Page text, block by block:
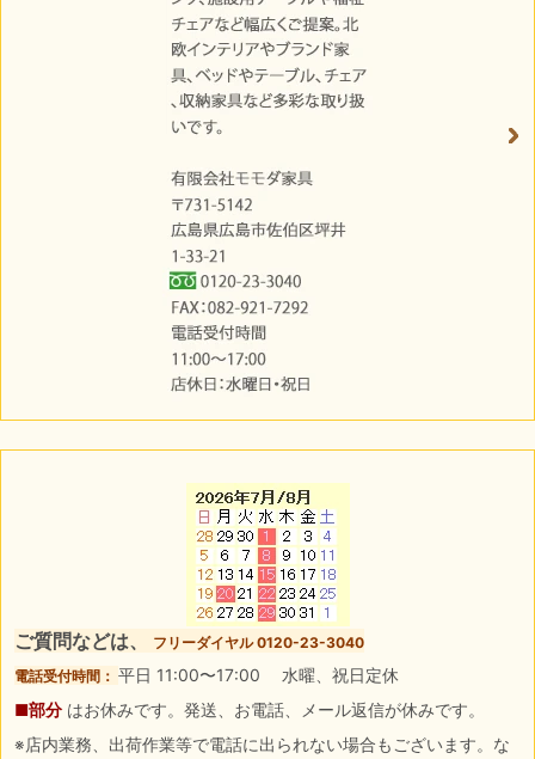
ご質問などは、
フリーダイヤル 0120-23-3040
電話受付時間： 平日 11:00〜17:00 水曜、祝日定休
■部分 はお休みです。発送、お電話、メール返信が休みです。
※店内業務、出荷作業等で電話に出られない場合もございます。な